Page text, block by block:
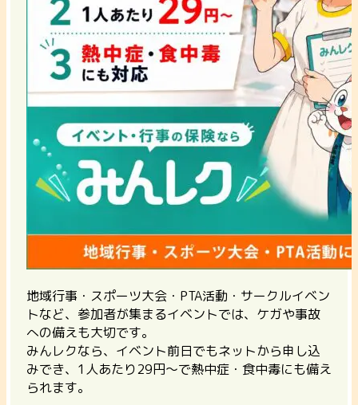
地域行事・スポーツ大会・PTA活動・サークルイベン
トなど、参加者が集まるイベントでは、ケガや事故
への備えも大切です。
みんレクなら、イベント前日でもネットから申し込
みでき、1人あたり29円〜で熱中症・食中毒にも備え
られます。